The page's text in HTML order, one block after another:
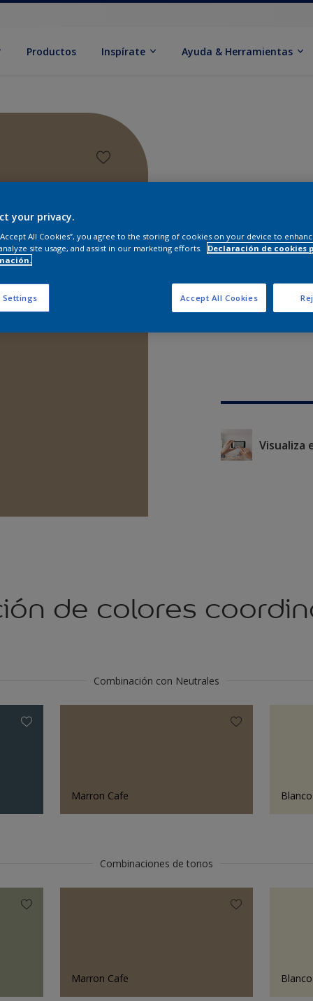
Productos Inspírate Ayuda & Herramientas
Visualiza
de colores
Combinación con Neutrales
Marron Cafe
Combinaciones de tonos
Marron Cafe
your privacy.
All Cookies”, you agree to the storing of cookies on your device to
site usage, and assist in our marketing efforts.
Declaración de cookies
Settings Accept All Cookies